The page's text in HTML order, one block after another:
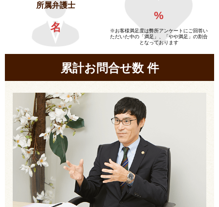
所属弁護士
名
%
※お客様満足度は弊所アンケートにご回答い
ただいた中の「満足」、「やや満足」の割合
となっております
累計お問合せ数件